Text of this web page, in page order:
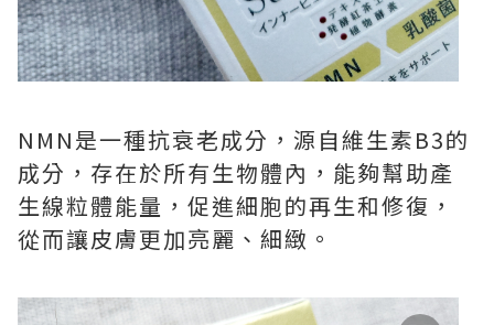
NMN是一種抗衰老成分，源自維生素B3的
成分，存在於所有生物體內，能夠幫助產
生線粒體能量，促進細胞的再生和修復，
從而讓皮膚更加亮麗、細緻。